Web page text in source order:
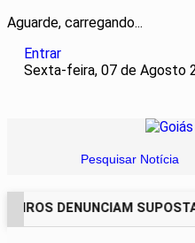
Aguarde, carregando...
Entrar
Sexta-feira, 07 de Agosto
Pesquisar Notícia
DENUNCIAM